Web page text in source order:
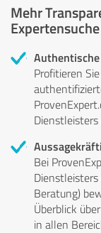
Mehr
Expertensuche
Profitieren
Bei
Beratung)
Überblick
in allen